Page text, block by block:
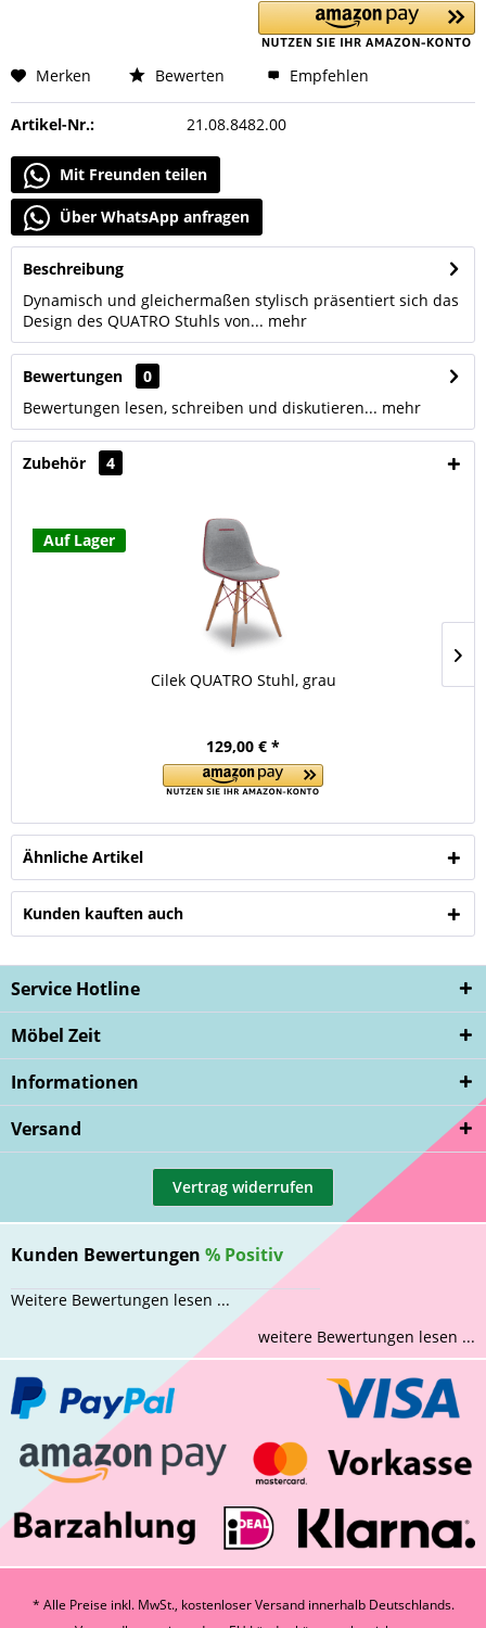
Merken Bewerten Empfehlen
Artikel-Nr.: 21.08.8482.00
Mit Freunden teilen
Über WhatsApp anfragen
Beschreibung
Dynamisch und gleichermaßen stylisch präsentiert sich das
Design des QUATRO Stuhls von... mehr
Bewertungen
0
Bewertungen lesen, schreiben und diskutieren... mehr
Zubehör 4
Auf Lager
Cilek QUATRO Stuhl, grau
129,00 € *
Ähnliche Artikel
Kunden kauften auch
Service Hotline
Möbel Zeit
Informationen
Versand
Vertrag widerrufen
Kunden Bewertungen % Positiv
Weitere Bewertungen lesen ...
weitere Bewertungen lesen ...
* Alle Preise inkl. MwSt., kostenloser Versand innerhalb Deutschlands.